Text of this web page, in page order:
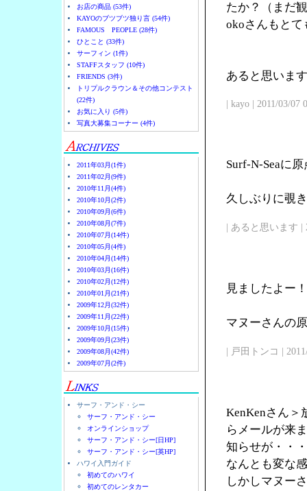
お店の商品 (53件)
KAYOのブツブツ独り言 (54件)
FAMOUS PEOPLE (28件)
ひとこと (33件)
サーフィン (1件)
STAFFスタッフ (10件)
FRIENDS (3件)
トリプルクラウン＆その他コンテスト
(22件)
お気に入り (5件)
写真大募集コーナー (4件)
2011年03月(1件)
2011年02月(9件)
2010年11月(4件)
2010年10月(2件)
2010年09月(6件)
2010年08月(7件)
2010年07月(14件)
2010年05月(4件)
2010年04月(14件)
2010年03月(16件)
2010年02月(12件)
2010年01月(21件)
2009年12月(32件)
2009年11月(22件)
2009年10月(15件)
2009年09月(23件)
2009年08月(42件)
2009年07月(2件)
サーフ・アンド・シー
サーフ・アンド・シー
オンラインショップ
サーフ・アンド・シー[日HP]
サーフ・アンド・シー[英HP]
ハワイ入門ガイド
初めてのハワイ
初めてのレンタカー
たか？（まだ
okoさんもとて
あると思いま
| kayo | 2011/03/07
Surf-N-Seaに
久しぶりに覗
| あると思います |
見ましたよー！
マヌーさんの
| 戸田トンコ |
KenKenさん＞
らメールが来
知らせが・・・
なんとも変な
しかしマヌー